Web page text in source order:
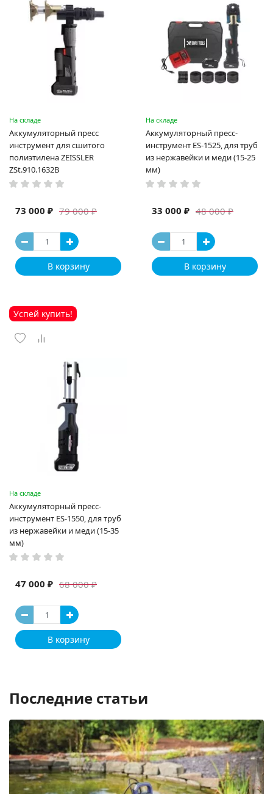
На складе
Аккумуляторный пресс
инструмент для сшитого
полиэтилена ZEISSLER
ZSt.910.1632B
79 000 ₽
73 000 ₽
В корзину
На складе
Аккумуляторный пресс-
инструмент ES-1525, для труб
из нержавейки и меди (15-25
мм)
48 000 ₽
33 000 ₽
В корзину
Успей купить!
На складе
Аккумуляторный пресс-
инструмент ES-1550, для труб
из нержавейки и меди (15-35
мм)
68 000 ₽
47 000 ₽
В корзину
Последние статьи